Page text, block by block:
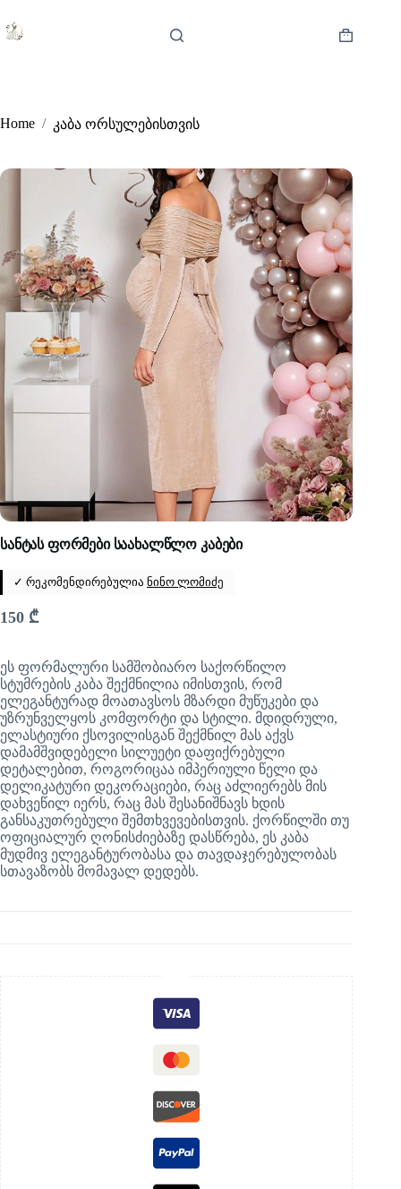
to
content
Shopping
Home / კაბა ორსულებისთვის
სანტას ფორმები საახალწლო კაბები
✓ რეკომენდირებულია ნინო ლომიძე
150 ₾
ეს ფორმალური სამშობიარო საქორწილო
სტუმრების კაბა შექმნილია იმისთვის, რომ
ელეგანტურად მოათავსოს მზარდი მუწუკები და
უზრუნველყოს კომფორტი და სტილი. მდიდრული,
ელასტიური ქსოვილისგან შექმნილ მას აქვს
დამამშვიდებელი სილუეტი დაფიქრებული
დეტალებით, როგორიცაა იმპერიული წელი და
დელიკატური დეკორაციები, რაც აძლიერებს მის
დახვეწილ იერს, რაც მას შესანიშნავს ხდის
განსაკუთრებული შემთხვევებისთვის. ქორწილში თუ
ოფიციალურ ღონისძიებაზე დასწრება, ეს კაბა
მუდმივ ელეგანტურობასა და თავდაჯერებულობას
სთავაზობს მომავალ დედებს.